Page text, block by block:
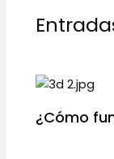
¿Cómo